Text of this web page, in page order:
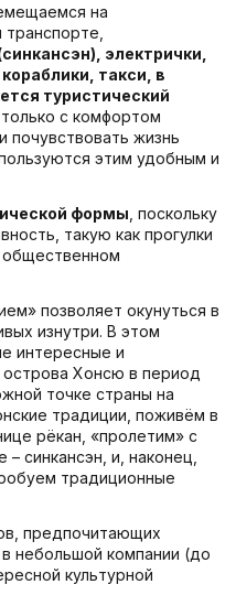
на
электрички,
такси, в
туристический
с комфортом
почувствовать жизнь
этим удобным и
формы , поскольку
такую как прогулки
позволяет окунуться в
изнутри. В этом
интересные и
Хонсю в период
точке страны на
традиции, поживём в
рёкан, «пролетим» с
синкансэн, и, наконец,
традиционные
предпочитающих
небольшой компании (до
культурной